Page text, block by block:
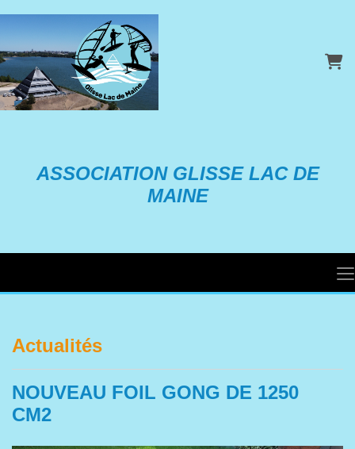
ASSOCIATION GLISSE LAC DE
MAINE
Actualités
NOUVEAU FOIL GONG DE 1250
CM2